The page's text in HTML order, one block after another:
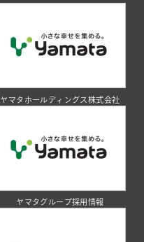
ヤマタホールディングス株式会社
ヤマタグループ採用情報